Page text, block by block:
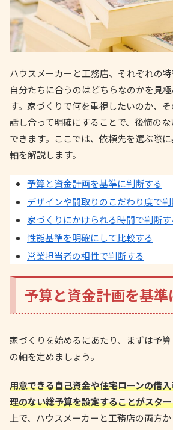
ハウスメーカーと工務店、それぞれの特
自分たちに合うのはどちらなのかを見
す。家づくりで何を重視したいのか、
話し合って明確にすることで、後悔の
できます。ここでは、依頼先を選ぶ際
軸を解説します。
予算と資金計画を基準に判断する
デザインや間取りのこだわり度で判
家づくりにかけられる時間で判断す
性能基準を明確にして比較する
営業担当者の相性で判断する
予算と資金計画を基準
家づくりを始めるにあたり、まずは予
の軸を定めましょう。
用意できる自己資金や住宅ローンの借
理のない総予算を設定することがスタ
上で、ハウスメーカーと工務店の両方